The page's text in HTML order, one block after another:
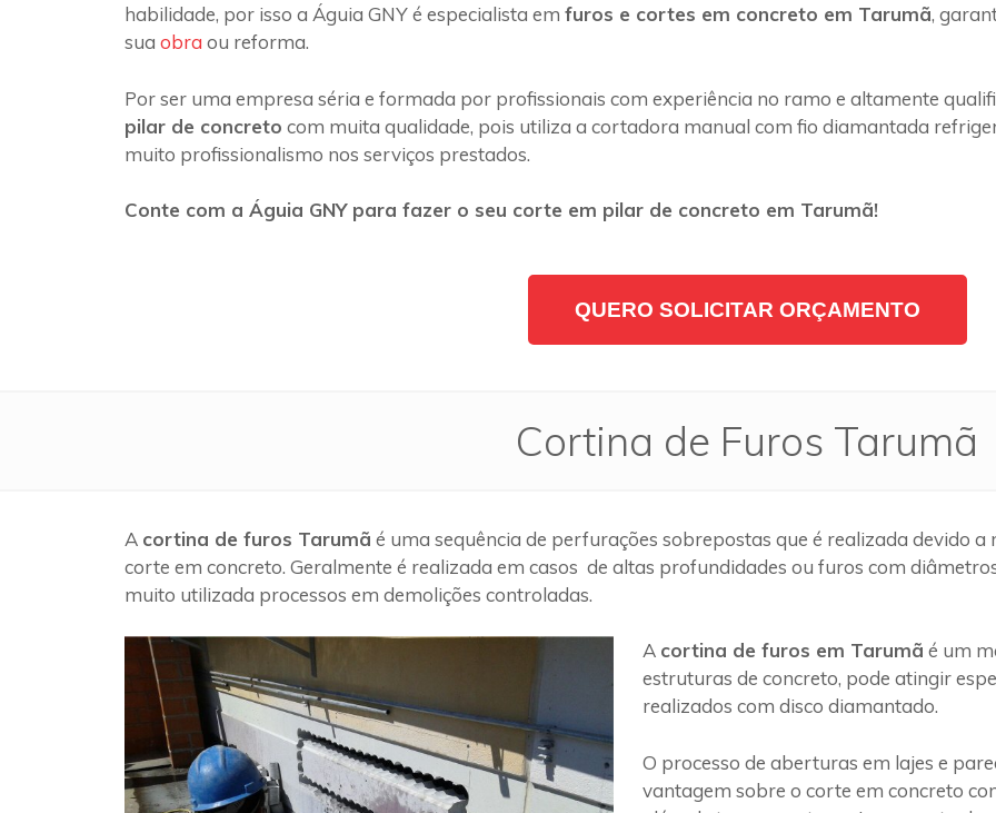
habilidade, por isso a Águia GNY é especialista em furos e cortes em concreto em Tarumã,
sua obra ou reforma.
Por ser uma empresa séria e formada por profissionais com experiência no ramo e altamente
pilar de concreto com muita qualidade, pois utiliza a cortadora manual com fio diamantada
muito profissionalismo nos serviços prestados.
Conte com a Águia GNY para fazer o seu corte em pilar de concreto em Tarumã!
QUERO SOLICITAR ORÇAMENTO
Cortina de Furos Tarumã
A cortina de furos Tarumã é uma sequência de perfurações sobrepostas que é realizada devido
corte em concreto. Geralmente é realizada em casos de altas profundidades ou furos com
muito utilizada processos em demolições controladas.
A cortina de furos em Tarumã é um
estruturas de concreto, pode atingir
realizados com disco diamantado.
O processo de aberturas em lajes e
vantagem sobre o corte em concreto